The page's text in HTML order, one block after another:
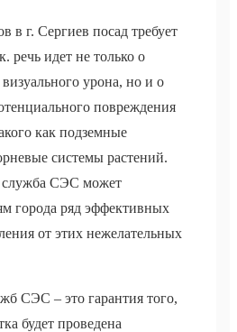
в г. Сергиев посад требует
речь идет не только о
урона, но и о
повреждения
как подземные
системы растений.
служба СЭС может
города ряд эффективных
от этих нежелательных
СЭС – это гарантия того,
будет проведена